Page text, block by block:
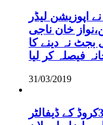
اپوزیشن لیڈر
خان ناجی
بجٹ نہ دینے کا
فیصلہ کر لیا
31/03/2019
گلگت بلتستان، بجلی صارفین30کروڈ کے ڈیفالٹر